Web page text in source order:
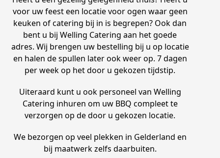
voor uw feest een locatie voor ogen waar geen
keuken of catering bij in is begrepen? Ook dan
bent u bij Welling Catering aan het goede
adres. Wij brengen uw bestelling bij u op locatie
en halen de spullen later ook weer op. 7 dagen
per week op het door u gekozen tijdstip.
Uiteraard kunt u ook personeel van Welling
Catering inhuren om uw BBQ compleet te
verzorgen op de door u gekozen locatie.
We bezorgen op veel plekken in Gelderland en
bij maatwerk zelfs daarbuiten.